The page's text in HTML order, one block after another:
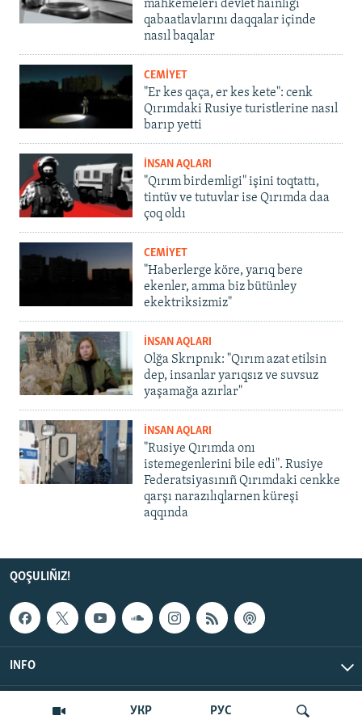
УКР РУС
mahkemeleri devlet hainligi
qabaatlavlarını daqqalar içinde
nasıl baqalar
CEMİYET
"Er kes qaça, er kes kete": cenk
Qırımdaki Rusiye turistlerine nasıl
barıp yetti
İNSAN AQLARI
"Qırım birdemligi" işini toqtattı,
tintüv ve tutuvlar ise Qırımda daa
çoq oldı
CEMİYET
"Haberlerge köre, yarıq bere
ekenler, amma biz bütünley
ekektriksizmiz"
İNSAN AQLARI
Olğa Skrıpnık: "Qırım azat etilsin
dep, insanlar yarıqsız ve suvsuz
yaşamağa azırlar"
İNSAN AQLARI
"Rusiye Qırımda onı
istemegenlerini bile edi". Rusiye
Federatsiyasınıñ Qırımdaki cenkke
qarşı narazılıqlarnen küreşi
aqqında
QOŞULIÑIZ!
INFO
© Qırım.Aqiqat, 2026 | All Rights Reserved.